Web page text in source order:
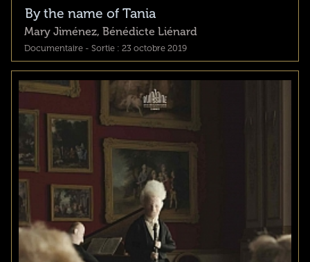
By the name of Tania
Mary Jiménez, Bénédicte Liénard
Documentaire - Sortie : 23 octobre 2019